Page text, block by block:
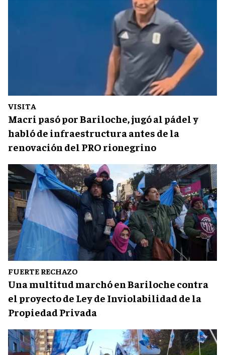
VISITA
Macri pasó por Bariloche, jugó al pádel y
habló de infraestructura antes de la
renovación del PRO rionegrino
FUERTE RECHAZO
Una multitud marchó en Bariloche contra
el proyecto de Ley de Inviolabilidad de la
Propiedad Privada